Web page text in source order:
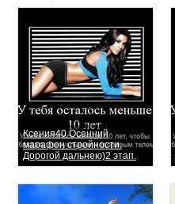
Ксения40 Осенний
марафон стройности.
Дорогой дальнею)2 этап.